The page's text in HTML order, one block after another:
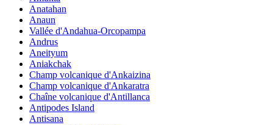
Anatahan
Anaun
Vallée d'Andahua-Orcopampa
Andrus
Aneityum
Aniakchak
Champ volcanique d'Ankaizina
Champ volcanique d'Ankaratra
Chaîne volcanique d'Antillanca
Antipodes Island
Antisana